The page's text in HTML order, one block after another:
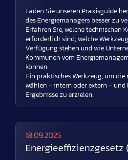
Laden Sie unseren Praxisguide
des Energiemanagers besser zu
Erfahren Sie, welche technischen
erforderlich sind, welche
Verfügung stehen und wie
Kommunen vom
können.
Ein praktisches Werkzeug, um
wählen – intern oder extern –
Ergebnisse zu erzielen.
18.09.2025
Energieeffizienzgesetz